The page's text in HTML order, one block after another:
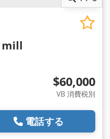
mill
$60,000
VB 消費税別
電話する